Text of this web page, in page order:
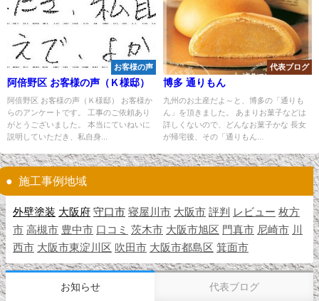
お客様の声
阿倍野区 お客様の声（Ｋ様邸）
阿倍野区 お客様の声（Ｋ様邸） お客様か
らのアンケートです。 工事のご依頼あり
がとうございました。 本当にていねいに
説明していただき、私自身...
代表ブログ
博多 通りもん
九州のお土産だよ～と、博多の「通りも
ん」を頂きました。 あまりお菓子などは
詳しくないので、どんなお菓子かな 長女
が帰宅後、その「通りもん...
施工事例地域
外壁塗装 大阪府 守口市 寝屋川市 大阪市 評判 レビュー 枚方
市 高槻市 豊中市 口コミ 茨木市 大阪市旭区 門真市 尼崎市 川
西市 大阪市東淀川区 吹田市 大阪市都島区 箕面市
お知らせ 代表ブログ